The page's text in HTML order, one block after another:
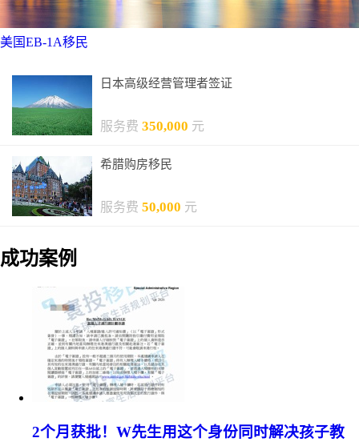
美国EB-1A移民
日本高级经营管理者签证
服务费 350,000 元
希腊购房移民
服务费 50,000 元
成功案例
2个月获批！W先生用这个身份同时解决孩子教